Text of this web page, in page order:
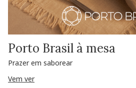
Porto Brasil à mesa
Prazer em saborear
Vem ver